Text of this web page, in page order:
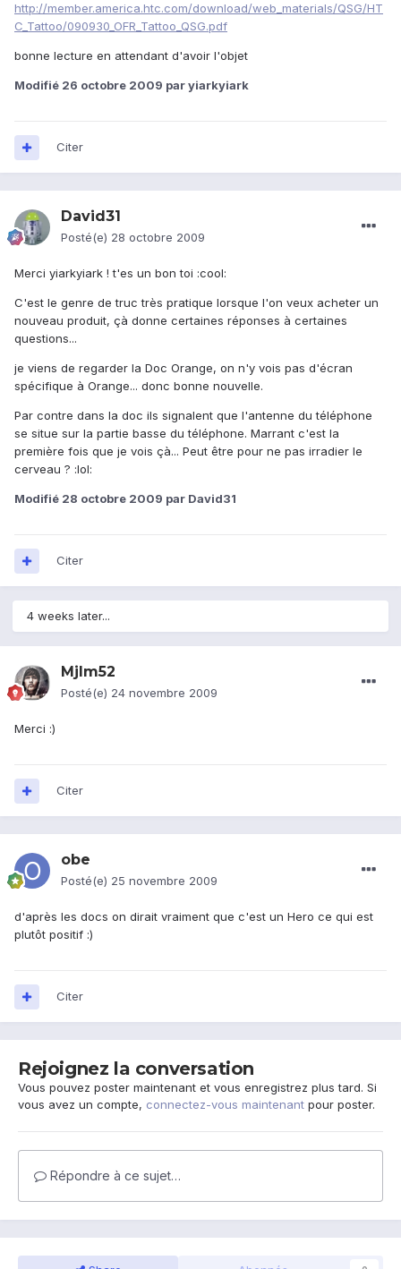
http://member.america.htc.com/download/web_materials/QSG/HT
C_Tattoo/090930_OFR_Tattoo_QSG.pdf
bonne lecture en attendant d'avoir l'objet
Modifié 26 octobre 2009 par yiarkyiark
Citer
David31
Posté(e) 28 octobre 2009
Merci yiarkyiark ! t'es un bon toi :cool:
C'est le genre de truc très pratique lorsque l'on veux acheter un
nouveau produit, çà donne certaines réponses à certaines
questions...
je viens de regarder la Doc Orange, on n'y vois pas d'écran
spécifique à Orange... donc bonne nouvelle.
Par contre dans la doc ils signalent que l'antenne du téléphone
se situe sur la partie basse du téléphone. Marrant c'est la
première fois que je vois çà... Peut être pour ne pas irradier le
cerveau ? :lol:
Modifié 28 octobre 2009 par David31
Citer
4 weeks later...
Mjlm52
Posté(e) 24 novembre 2009
Merci :)
Citer
obe
Posté(e) 25 novembre 2009
d'après les docs on dirait vraiment que c'est un Hero ce qui est
plutôt positif :)
Citer
Rejoignez la conversation
Vous pouvez poster maintenant et vous enregistrez plus tard. Si
vous avez un compte, connectez-vous maintenant pour poster.
Répondre à ce sujet…